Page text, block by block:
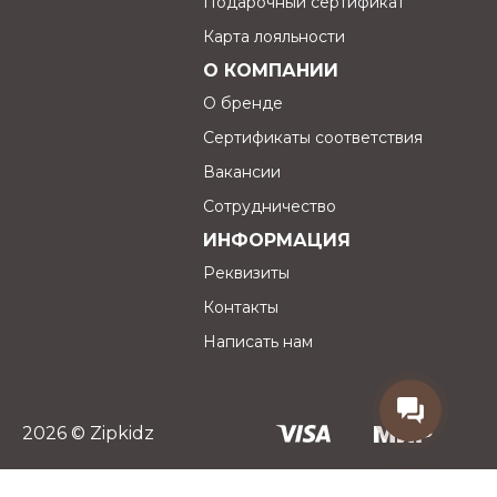
Карта лояльности
О КОМПАНИИ
О бренде
Сертификаты соответствия
Вакансии
Сотрудничество
ИНФОРМАЦИЯ
Реквизиты
Контакты
Написать нам
2026 © Zipkidz